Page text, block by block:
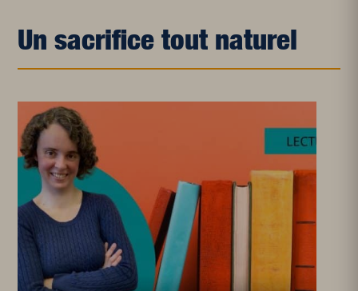
Un sacrifice tout naturel